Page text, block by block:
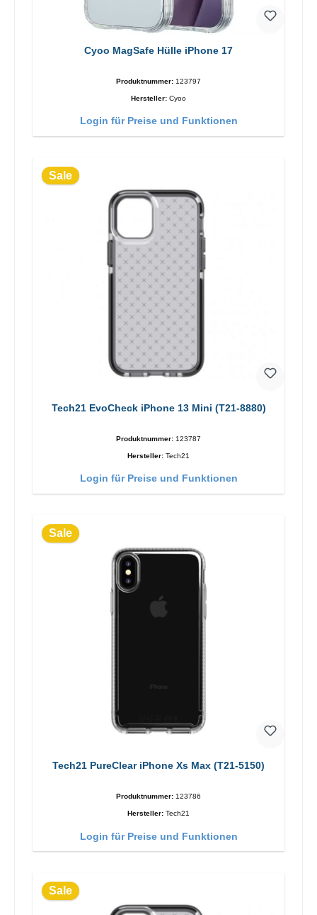
Cyoo MagSafe Hülle iPhone 17
Produktnummer: 123797
Hersteller: Cyoo
Login für Preise und Funktionen
Sale
Tech21 EvoCheck iPhone 13 Mini (T21-8880)
Produktnummer: 123787
Hersteller: Tech21
Login für Preise und Funktionen
Sale
Tech21 PureClear iPhone Xs Max (T21-5150)
Produktnummer: 123786
Hersteller: Tech21
Login für Preise und Funktionen
Sale